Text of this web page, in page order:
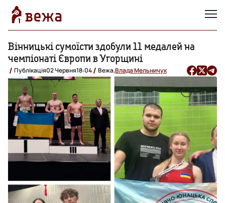
Вінницькі сумоїсти здобули 11 медалей на
чемпіонаті Європи в Угорщині
Публікація02 Червня18:04 Вежа,Влада Мельничук